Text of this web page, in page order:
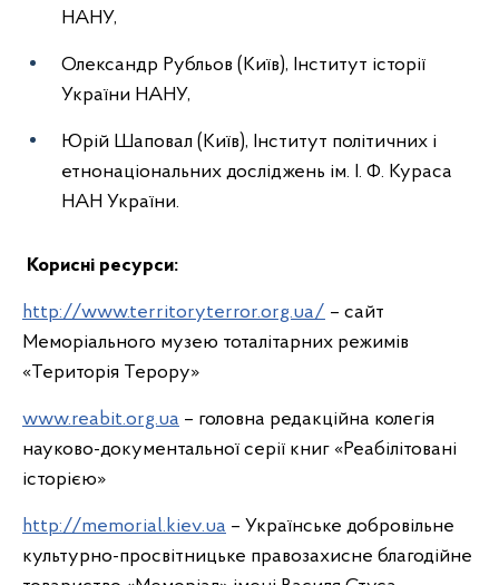
НАНУ,
Олександр Рубльов (Київ), Інститут історії
України НАНУ,
Юрій Шаповал (Київ), Інститут політичних і
етнонаціональних досліджень ім. І. Ф. Кураса
НАН України.
Корисні ресурси:
http://www.territoryterror.org.ua/ – сайт
Меморіального музею тоталітарних режимів
«Територія Терору»
www.reabit.org.ua – головна редакційна колегія
науково-документальної серії книг «Реабілітовані
історією»
http://memorial.kiev.ua – Українське добровільне
культурно-просвітницьке правозахисне благодійне